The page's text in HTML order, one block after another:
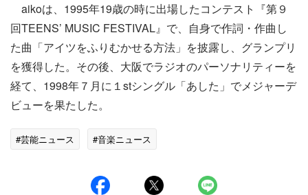
aikoは、1995年19歳の時に出場したコンテスト『第９
回TEENS’ MUSIC FESTIVAL』で、自身で作詞・作曲し
た曲「アイツをふりむかせる方法」を披露し、グランプリ
を獲得した。その後、大阪でラジオのパーソナリティーを
経て、1998年７月に１stシングル「あした」でメジャーデ
ビューを果たした。
#芸能ニュース #音楽ニュース